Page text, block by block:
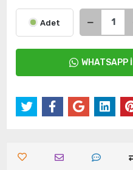
Adet
WHATSAPP